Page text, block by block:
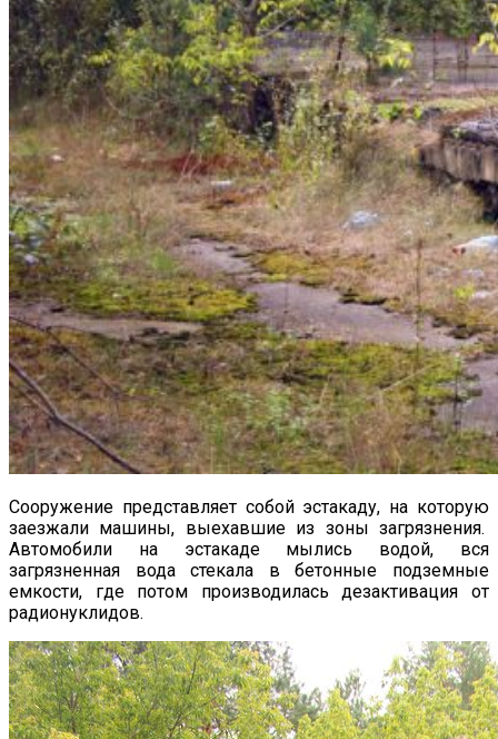
Сооружение представляет собой эстакаду, на которую
заезжали машины, выехавшие из зоны загрязнения.
Автомобили на эстакаде мылись водой, вся
загрязненная вода стекала в бетонные подземные
емкости, где потом производилась дезактивация от
радионуклидов.